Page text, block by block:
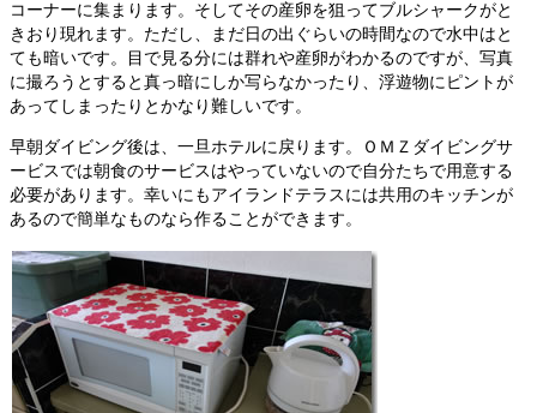
コーナーに集まります。そしてその産卵を狙ってブルシャークがと
きおり現れます。ただし、まだ日の出ぐらいの時間なので水中はと
ても暗いです。目で見る分には群れや産卵がわかるのですが、写真
に撮ろうとすると真っ暗にしか写らなかったり、浮遊物にピントが
あってしまったりとかなり難しいです。
早朝ダイビング後は、一旦ホテルに戻ります。ＯＭＺダイビングサ
ービスでは朝食のサービスはやっていないので自分たちで用意する
必要があります。幸いにもアイランドテラスには共用のキッチンが
あるので簡単なものなら作ることができます。